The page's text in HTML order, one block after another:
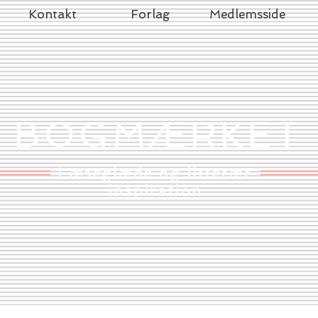
BOGMÆRKET
Læseglæde og litterær
inspiration
Kontakt Forlag Medlemsside